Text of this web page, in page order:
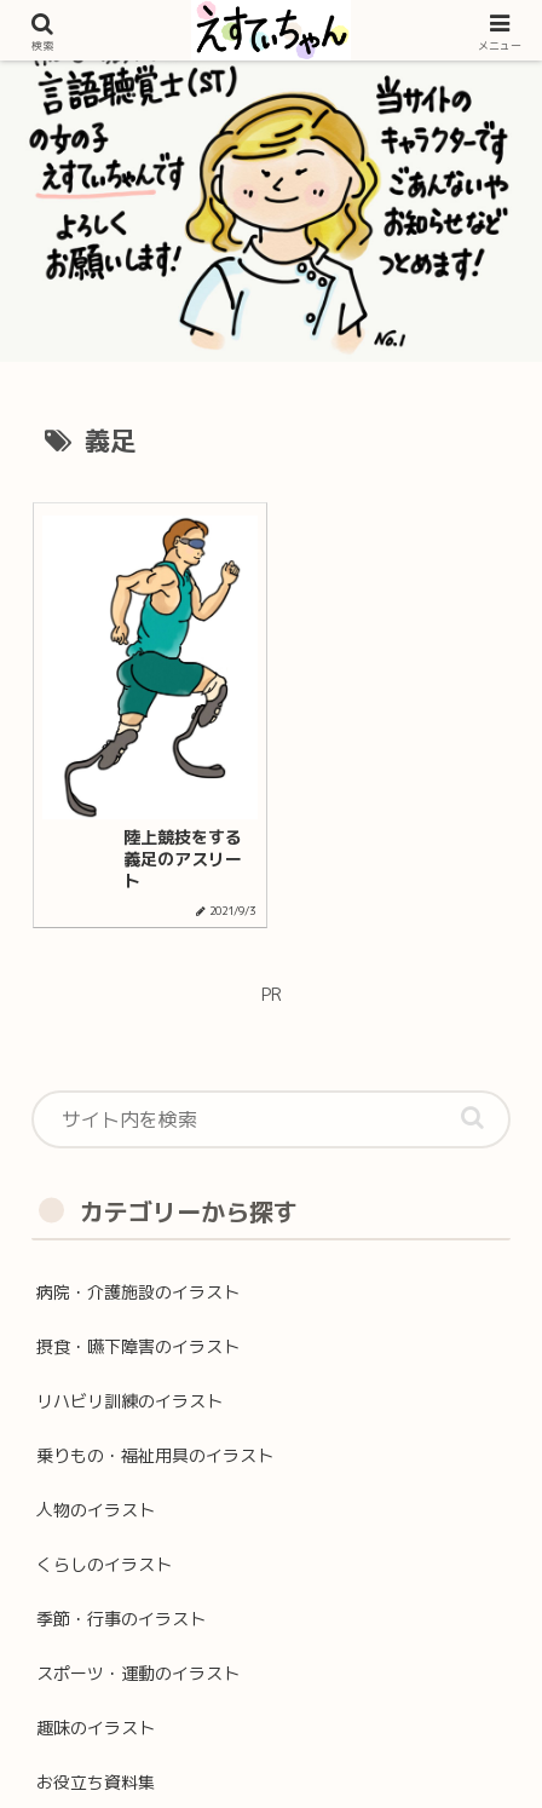
義足
陸上競技をする
義足のアスリー
ト
2021/9/3
PR
カテゴリーから探す
病院・介護施設のイラスト
摂食・嚥下障害のイラスト
リハビリ訓練のイラスト
乗りもの・福祉用具のイラスト
人物のイラスト
くらしのイラスト
季節・行事のイラスト
スポーツ・運動のイラスト
趣味のイラスト
お役立ち資料集
検索 メニュー